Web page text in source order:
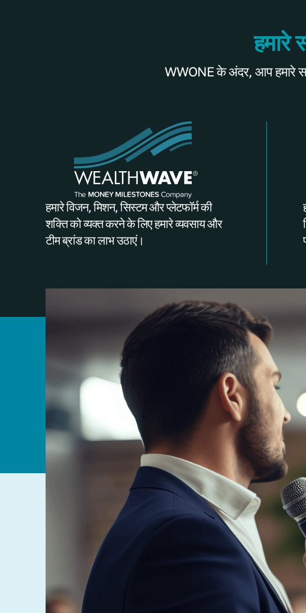
हमारे
WWONE के अंदर, आप हमारे
हमारे विजन, मिशन, सिस्टम और प्लेटफॉर्म की
शक्ति को व्यक्त करने के लिए हमारे व्यवसाय और
टीम ब्रांड का लाभ उठाएं।